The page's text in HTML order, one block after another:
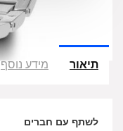
תיאור מידע נוסף
לשתף עם חברים